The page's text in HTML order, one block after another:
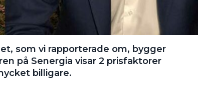
som vi rapporterade om, bygger
på Senergia visar 2 prisfaktorer
billigare.